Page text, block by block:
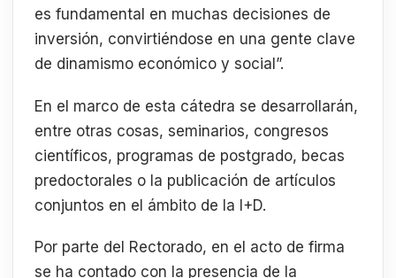
es fundamental en muchas decisiones de
inversión, convirtiéndose en una gente clave
de dinamismo económico y social”.
En el marco de esta cátedra se desarrollarán,
entre otras cosas, seminarios, congresos
científicos, programas de postgrado, becas
predoctorales o la publicación de artículos
conjuntos en el ámbito de la I+D.
Por parte del Rectorado, en el acto de firma
se ha contado con la presencia de la